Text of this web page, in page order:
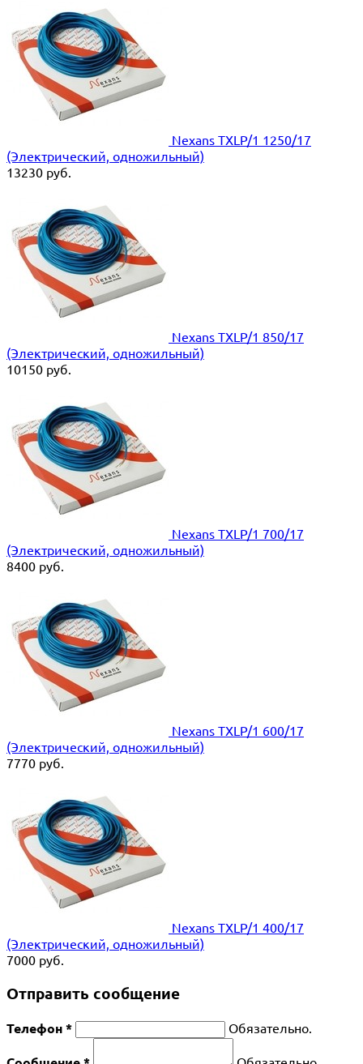
Nexans TXLP/1 1250/17
(Электрический, одножильный)
13230 руб.
Nexans TXLP/1 850/17
(Электрический, одножильный)
10150 руб.
Nexans TXLP/1 700/17
(Электрический, одножильный)
8400 руб.
Nexans TXLP/1 600/17
(Электрический, одножильный)
7770 руб.
Nexans TXLP/1 400/17
(Электрический, одножильный)
7000 руб.
Отправить сообщение
Телефон * Обязательно.